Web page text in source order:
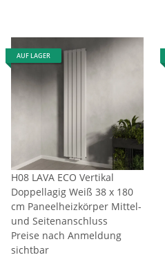
AUF LAGER
H08 LAVA ECO Vertikal
Doppellagig Weiß 38 x 180
cm Paneelheizkörper Mittel-
und Seitenanschluss
Preise nach Anmeldung
sichtbar